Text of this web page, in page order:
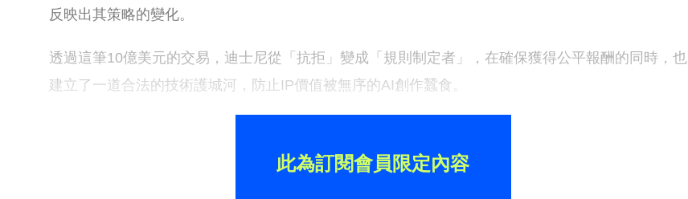
反映出其策略的變化。
透過這筆10億美元的交易，迪士尼從「抗拒」變成「規則制定者」，在確保獲得公平報酬的同時，也
建立了一道合法的技術護城河，防止IP價值被無序的AI創作蠶食。
此為訂閱會員限定內容